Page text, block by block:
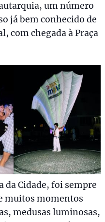
um número
já bem conhecido de
com chegada à Praça
da Cidade, foi sempre
muitos momentos
medusas luminosas,